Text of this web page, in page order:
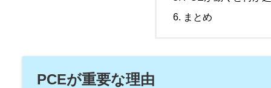
まとめ
PCEが重要な理由